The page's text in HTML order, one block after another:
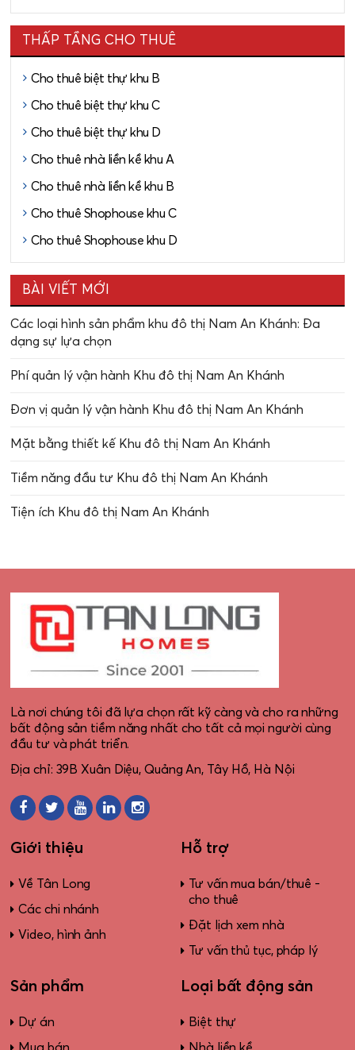
THẤP TẦNG CHO THUÊ
Cho thuê biệt thự khu B
Cho thuê biệt thự khu C
Cho thuê biệt thự khu D
Cho thuê nhà liền kề khu A
Cho thuê nhà liền kề khu B
Cho thuê Shophouse khu C
Cho thuê Shophouse khu D
BÀI VIẾT MỚI
Các loại hình sản phẩm khu đô thị Nam An Khánh: Đa
dạng sự lựa chọn
Phí quản lý vận hành Khu đô thị Nam An Khánh
Đơn vị quản lý vận hành Khu đô thị Nam An Khánh
Mặt bằng thiết kế Khu đô thị Nam An Khánh
Tiềm năng đầu tư Khu đô thị Nam An Khánh
Tiện ích Khu đô thị Nam An Khánh
Là nơi chúng tôi đã lựa chọn rất kỹ càng và cho ra những
bất động sản tiềm năng nhất cho tất cả mọi người cùng
đầu tư và phát triển.
Địa chỉ: 39B Xuân Diệu, Quảng An, Tây Hồ, Hà Nội
Giới thiệu
Về Tân Long
Các chi nhánh
Video, hình ảnh
Hỗ trợ
Tư vấn mua bán/thuê -
cho thuê
Đặt lịch xem nhà
Tư vấn thủ tục, pháp lý
Sản phẩm
Dự án
Loại bất động sản
Biệt thự